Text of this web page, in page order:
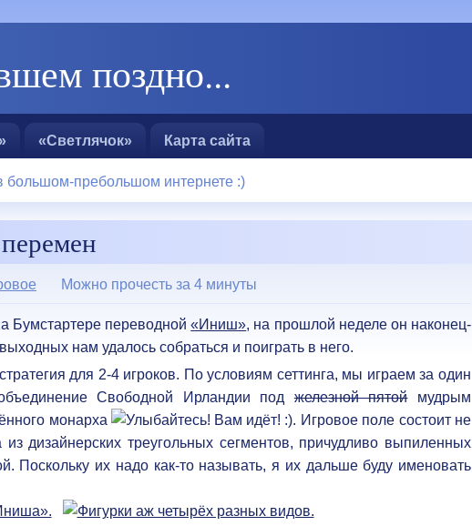
поздно...
«Светлячок» Карта сайта
большом-пребольшом интернете :)
Можно прочесть за 4 минуты
Бумстартере переводной«Иниш», на прошлой неделе он наконец-
нам удалось собраться и поиграть в него.
для 2-4 игроков. По условиям сеттинга, мы играем за один
Свободной Ирландии поджелезной пятоймудрым
монарха
. Игровое поле состоит не
дизайнерских треугольных сегментов, причудливо выпиленных
Поскольку их надо как-то называть, я их дальше буду именовать